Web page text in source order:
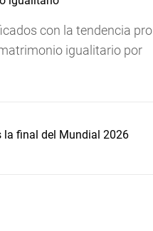
con la tendencia pro
igualitario por
la final del Mundial 2026